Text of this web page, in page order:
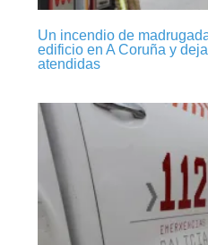
Un incendio de
edificio en A Coruña y
atendidas